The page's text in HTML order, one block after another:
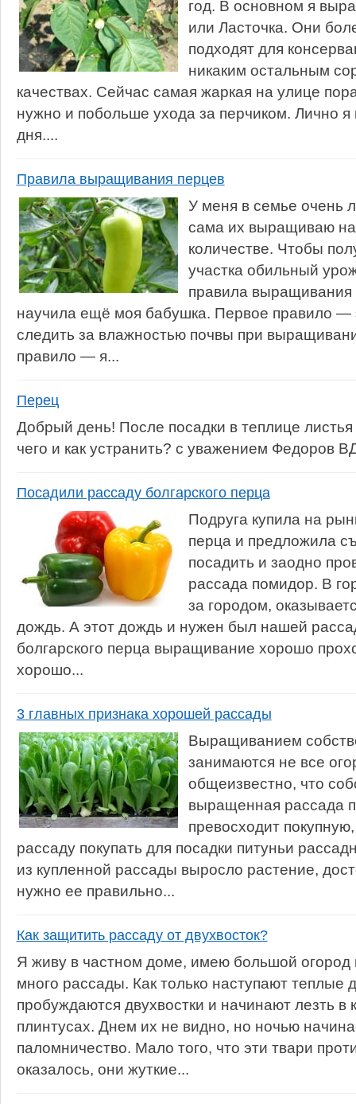
год. В основном я
или Ласточка. Они
подходят для
никаким остальным
качествах. Сейчас самая жаркая на улице
нужно и побольше ухода за перчиком. Лично я
дня....
Правила выращивания перцев
У меня в семье очень
сама их выращиваю
количестве. Чтобы
участка обильный
правила
научила ещё моя бабушка. Первое правило —
следить за влажностью почвы при
правило — я...
Перец
Добрый день! После посадки в теплице
чего и как устранить? с уважением Федоров
Посадили рассаду болгарского перца
Подруга купила на
перца и предложила
посадить и заодно
рассада помидор. В
за городом,
дождь. А этот дождь и нужен был нашей
болгарского перца выращивание хорошо
хорошо...
3 главных признака хорошей рассады
Выращиванием
занимаются не все
общеизвестно, что
выращенная рассада
превосходит
рассаду покупать для посадки питуньи
из купленной рассады выросло растение,
нужно ее правильно...
Как защитить рассаду от двухвосток?
Я живу в частном доме, имею большой
много рассады. Как только наступают теплые
пробуждаются двухвостки и начинают лезть в
плинтусах. Днем их не видно, но ночью
паломничество. Мало того, что эти твари
оказалось, они жуткие...